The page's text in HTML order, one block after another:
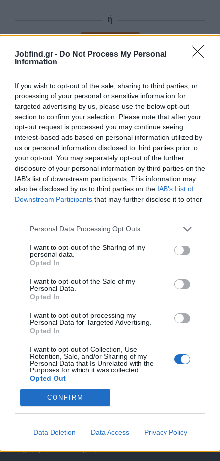
Jobfind.gr - Do Not Process My Personal
Information
If you wish to opt-out of the sale, sharing to third parties, or
processing of your personal or sensitive information for
targeted advertising by us, please use the below opt-out
section to confirm your selection. Please note that after your
opt-out request is processed you may continue seeing
interest-based ads based on personal information utilized by
us or personal information disclosed to third parties prior to
your opt-out. You may separately opt-out of the further
disclosure of your personal information by third parties on the
IAB’s list of downstream participants. This information may
also be disclosed by us to third parties on the IAB’s List of
Downstream Participants that may further disclose it to other
Personal Data Processing Opt Outs
I want to opt-out of the Sharing of my
personal data.
Opted In
I want to opt-out of the Sale of my
Personal Data.
Opted In
I want to opt-out of processing my
Personal Data for Targeted Advertising.
Opted In
I want to opt-out of Collection, Use,
Retention, Sale, and/or Sharing of my
Personal Data that Is Unrelated with the
Purposes for which it was collected.
Opted Out
CONFIRM
Data Deletion Data Access Privacy Policy
ή
έχετε λάβει πλήρη γνώση των εν λόγω όρων.
Θέσεις εργασίας
Όλες οι Θέσεις Εργασίας
Θέσεις Εργασίας ανά Ειδικότητα
Θέσεις Εργασίας ανά Εταιρεία
Κέντρο Βοήθειας
Καταχώρηση Online Βιογραφικού